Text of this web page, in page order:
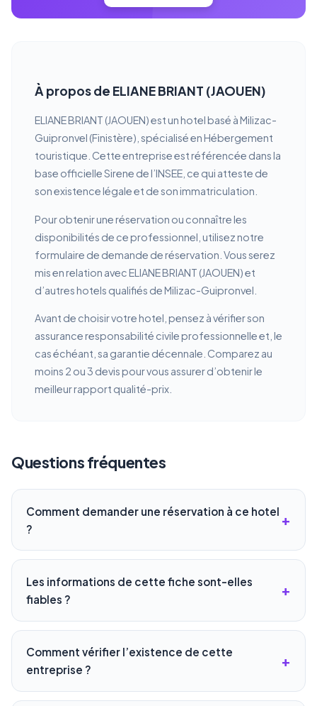
À propos de ELIANE BRIANT (JAOUEN)
ELIANE BRIANT (JAOUEN) est un hotel basé à Milizac-
Guipronvel (Finistère), spécialisé en Hébergement
touristique. Cette entreprise est référencée dans la
base officielle Sirene de l’INSEE, ce qui atteste de
son existence légale et de son immatriculation.
Pour obtenir une réservation ou connaître les
disponibilités de ce professionnel, utilisez notre
formulaire de demande de réservation. Vous serez
mis en relation avec ELIANE BRIANT (JAOUEN) et
d’autres hotels qualifiés de Milizac-Guipronvel.
Avant de choisir votre hotel, pensez à vérifier son
assurance responsabilité civile professionnelle et, le
cas échéant, sa garantie décennale. Comparez au
moins 2 ou 3 devis pour vous assurer d’obtenir le
meilleur rapport qualité-prix.
Questions fréquentes
Comment demander une réservation à ce hotel
?
Les informations de cette fiche sont-elles
fiables ?
Comment vérifier l’existence de cette
entreprise ?